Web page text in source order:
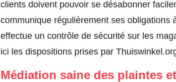
clients doivent pouvoir se désabonner
communique régulièrement ses obligations
effectue un contrôle de sécurité sur les
ici les dispositions prises par
Médiation saine des plaintes